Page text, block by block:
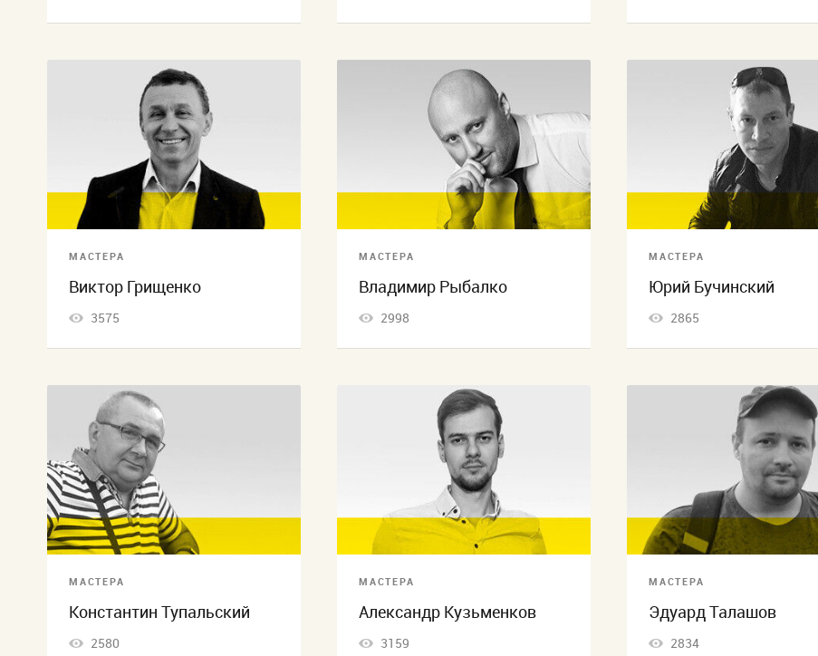
МАСТЕРА
Виктор Грищенко
3575
МАСТЕРА
Владимир Рыбалко
2998
МАСТЕРА
Юрий Бучинский
2865
МАСТЕРА
Константин Тупальский
2580
МАСТЕРА
Александр Кузьменков
3159
МАСТЕРА
Эдуард Талашов
2834